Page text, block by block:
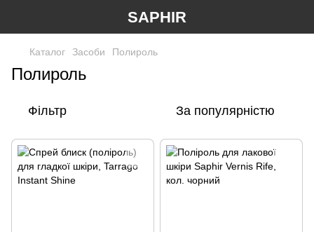
SAPHIR
Каталог Засоби Полироль
Полироль
Фільтр За популярністю